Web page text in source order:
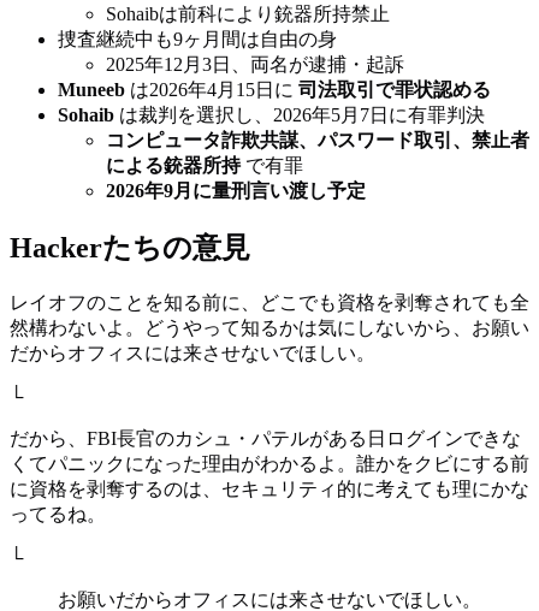
Sohaibは前科により銃器所持禁止
捜査継続中も9ヶ月間は自由の身
2025年12月3日、両名が逮捕・起訴
Muneeb は2026年4月15日に 司法取引で罪状認める
Sohaib は裁判を選択し、2026年5月7日に有罪判決
コンピュータ詐欺共謀、パスワード取引、禁止者
による銃器所持で有罪
2026年9月に量刑言い渡し予定
Hackerたちの意見
レイオフのことを知る前に、どこでも資格を剥奪されても全
然構わないよ。どうやって知るかは気にしないから、お願い
だからオフィスには来させないでほしい。
└
だから、FBI長官のカシュ・パテルがある日ログインできな
くてパニックになった理由がわかるよ。誰かをクビにする前
に資格を剥奪するのは、セキュリティ的に考えても理にかな
ってるね。
└
お願いだからオフィスには来させないでほしい。